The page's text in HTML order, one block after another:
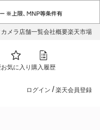
カメラ店舗一覧会社概要楽天市場
お気に入り 購入履歴
ログイン / 楽天会員登録